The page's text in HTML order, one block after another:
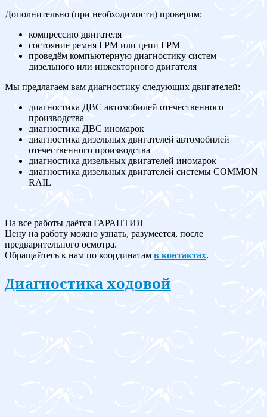
Дополнительно (при необходимости) проверим:
компрессию двигателя
состояние ремня ГРМ или цепи ГРМ
проведём компьютерную диагностику систем
дизельного или инжекторного двигателя
Мы предлагаем вам диагностику следующих двигателей:
диагностика ДВС автомобилей отечественного
производства
диагностика ДВС иномарок
диагностика дизельных двигателей автомобилей
отечественного производства
диагностика дизельных двигателей иномарок
диагностика дизельных двигателей системы COMMON
RAIL
На все работы даётся ГАРАНТИЯ
Цену на работу можно узнать, разумеется, после
предварительного осмотра.
Обращайтесь к нам по координатам в контактах.
Диагностика ходовой